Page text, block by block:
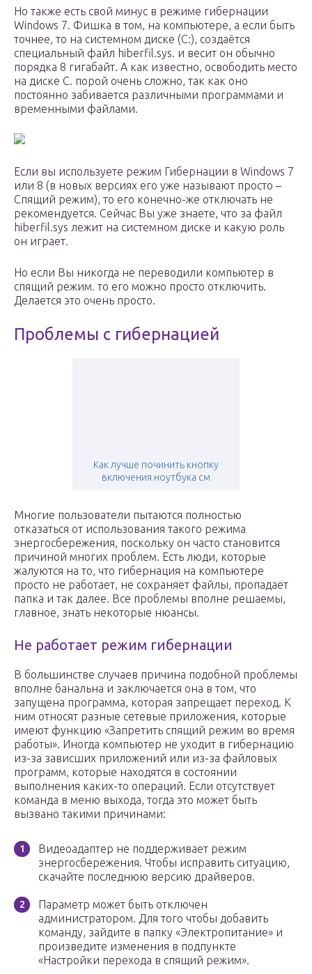
Но также есть свой минус в режиме гибернации
Windows 7. Фишка в том, на компьютере, а если быть
точнее, то на системном диске (C:), создаётся
специальный файл hiberfil.sys. и весит он обычно
порядка 8 гигабайт. А как известно, освободить место
на диске С. порой очень сложно, так как оно
постоянно забивается различными программами и
временными файлами.
Если вы используете режим Гибернации в Windows 7
или 8 (в новых версиях его уже называют просто –
Спящий режим), то его конечно-же отключать не
рекомендуется. Сейчас Вы уже знаете, что за файл
hiberfil.sys лежит на системном диске и какую роль
он играет.
Но если Вы никогда не переводили компьютер в
спящий режим. то его можно просто отключить.
Делается это очень просто.
Проблемы с гибернацией
Как лучше починить кнопку
включения ноутбука см
Многие пользователи пытаются полностью
отказаться от использования такого режима
энергосбережения, поскольку он часто становится
причиной многих проблем. Есть люди, которые
жалуются на то, что гибернация на компьютере
просто не работает, не сохраняет файлы, пропадает
папка и так далее. Все проблемы вполне решаемы,
главное, знать некоторые нюансы.
Не работает режим гибернации
В большинстве случаев причина подобной проблемы
вполне банальна и заключается она в том, что
запущена программа, которая запрещает переход. К
ним относят разные сетевые приложения, которые
имеют функцию «Запретить спящий режим во время
работы». Иногда компьютер не уходит в гибернацию
из-за зависших приложений или из-за файловых
программ, которые находятся в состоянии
выполнения каких-то операций. Если отсутствует
команда в меню выхода, тогда это может быть
вызвано такими причинами:
Видеоадаптер не поддерживает режим
энергосбережения. Чтобы исправить ситуацию,
скачайте последнюю версию драйверов.
Параметр может быть отключен
администратором. Для того чтобы добавить
команду, зайдите в папку «Электропитание» и
произведите изменения в подпункте
«Настройки перехода в спящий режим».